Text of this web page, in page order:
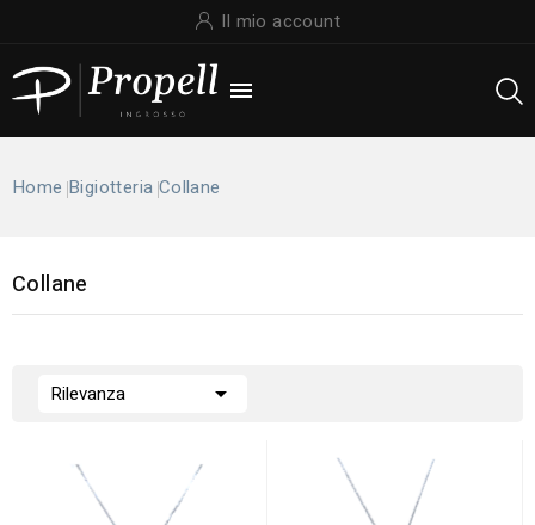
Il mio account

Home Bigiotteria Collane
Collane
Rilevanza 